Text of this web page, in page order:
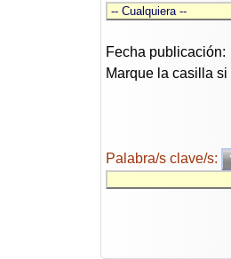
Fecha publicación:
Marque la casilla
Palabra/s clave/s: